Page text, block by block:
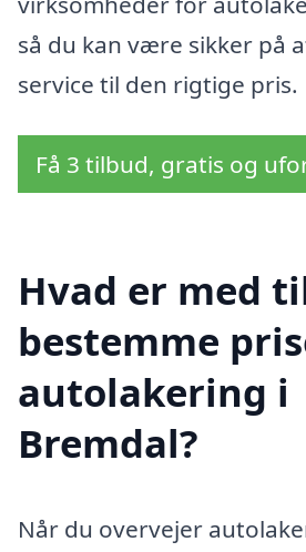
så du kan være sikker på
service til den rigtige pris.
Få 3 tilbud, gratis og
Hvad er med
bestemme
autolakering i
Bremdal?
Når du overvejer